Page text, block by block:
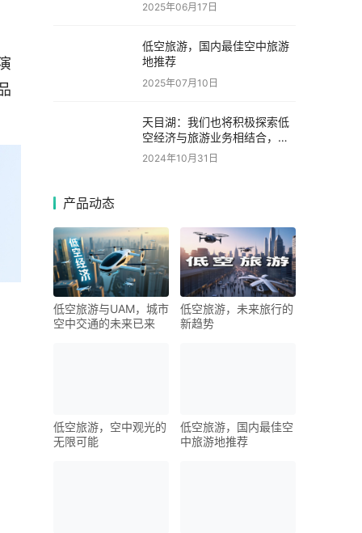
2025年06月17日
低空旅游，国内最佳空中旅游
地推荐
2025年07月10日
天目湖：我们也将积极探索低
空经济与旅游业务相结合，以
提供更加多样化、高质量的旅
2024年10月31日
产品动态
低空旅游与UAM，城市
空中交通的未来已来
低空旅游，未来旅行的
新趋势
低空旅游，空中观光的
无限可能
低空旅游，国内最佳空
中旅游地推荐